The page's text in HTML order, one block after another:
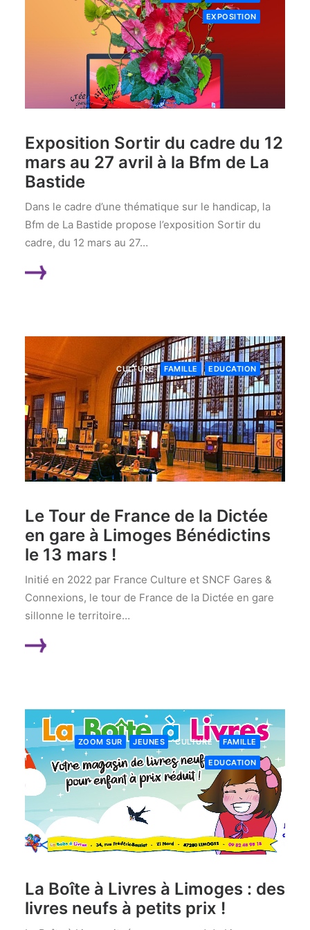
EXPOSITION
Exposition Sortir du cadre du 12
mars au 27 avril à la Bfm de La
Bastide
Dans le cadre d’une thématique sur le handicap, la
Bfm de La Bastide propose l’exposition Sortir du
cadre, du 12 mars au 27…
CULTURE FAMILLE EDUCATION
Le Tour de France de la Dictée
en gare à Limoges Bénédictins
le 13 mars !
Initié en 2022 par France Culture et SNCF Gares &
Connexions, le tour de France de la Dictée en gare
sillonne le territoire…
ZOOM SUR JEUNES CULTURE FAMILLE
EDUCATION
La Boîte à Livres à Limoges : des
livres neufs à petits prix !